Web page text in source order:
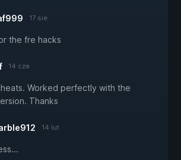
17 sie
the fre hacks
14 cze
Worked perfectly with the
Thanks
14 lut